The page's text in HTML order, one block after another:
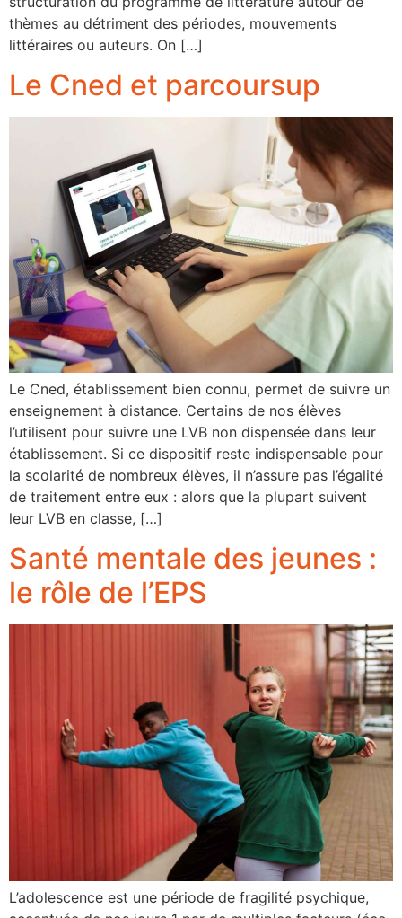
thèmes au détriment des périodes, mouvements
littéraires ou auteurs. On […]
Le Cned et parcoursup
Le Cned, établissement bien connu, permet de suivre un
enseignement à distance. Certains de nos élèves
l’utilisent pour suivre une LVB non dispensée dans leur
établissement. Si ce dispositif reste indispensable pour
la scolarité de nombreux élèves, il n’assure pas l’égalité
de traitement entre eux : alors que la plupart suivent
leur LVB en classe, […]
Santé mentale des jeunes :
le rôle de l’EPS
L’adolescence est une période de fragilité psychique,